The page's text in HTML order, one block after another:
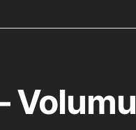
Volumu